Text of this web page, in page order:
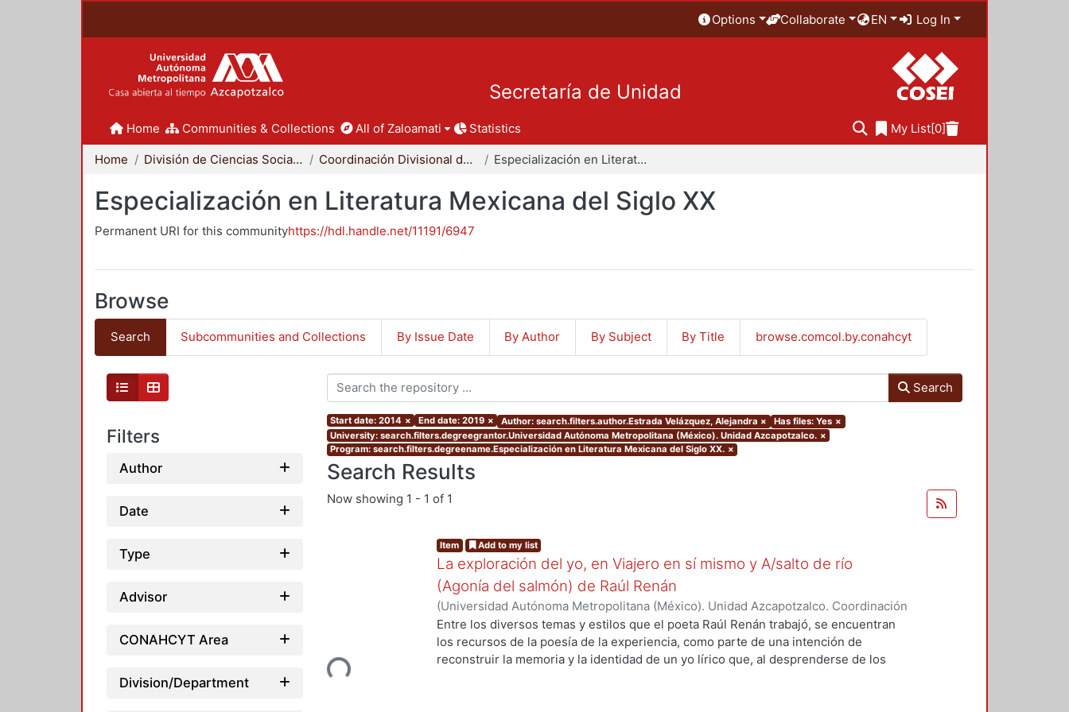
Options Collaborate EN Log In
Secretaría de Unidad
Home Communities & Collections All of Zaloamati Statistics My List[0]
Home División de Ciencias Sociales y Humanidades Coordinación Divisional de Posgrado Especialización en Literatura Mexicana del Siglo XX
Especialización en Literatura Mexicana del Siglo XX
Permanent URI for this communityhttps://hdl.handle.net/11191/6947
Browse
Search Subcommunities and Collections By Issue Date By Author By Subject By Title browse.comcol.by.conahcyt
Filters
Author
Date
Type
Advisor
CONAHCYT Area
Division/Department
Search
Start date: 2014 × End date: 2019 × Author: search.filters.author.Estrada Velázquez, Alejandra × Has files: Yes ×
University: search.filters.degreegrantor.Universidad Autónoma Metropolitana (México). Unidad Azcapotzalco. ×
Program: search.filters.degreename.Especialización en Literatura Mexicana del Siglo XX. ×
Search Results
Now showing 1 - 1 of 1
Loading...
Item Add to my list
La exploración del yo, en Viajero en sí mismo y A/salto de río
(Agonía del salmón) de Raúl Renán
(Universidad Autónoma Metropolitana (México). Unidad Azcapotzalco. Coordinación
de Servicios de Información.,2019)Estrada Velázquez, Alejandra
Entre los diversos temas y estilos que el poeta Raúl Renán trabajó, se encuentran
los recursos de la poesía de la experiencia, como parte de una intención de
reconstruir la memoria y la identidad de un yo lírico que, al desprenderse de los